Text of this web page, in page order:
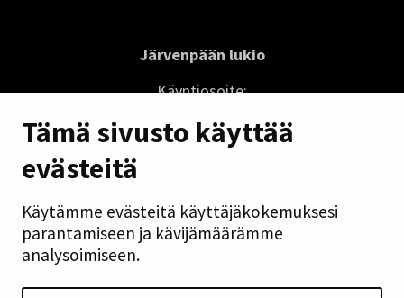
Tämä sivusto käyttää
evästeitä
Käytämme evästeitä käyttäjäkokemuksesi
parantamiseen ja kävijämäärämme
analysoimiseen.
Järvenpään lukio
Käyntiosoite:
04410 Järvenpää
Sivuston pikalinkit
Saavutettavuusseloste
Yhteystiedot